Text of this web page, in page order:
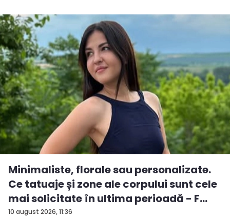
10 august 2026, 11:36
Minimaliste, florale sau personalizate.
Ce tatuaje și zone ale corpului sunt cele
mai solicitate în ultima perioadă - F...